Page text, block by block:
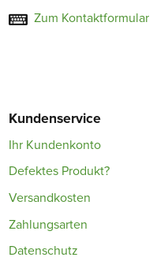
Zum Kontaktformular
Kundenservice
Ihr Kundenkonto
Defektes Produkt?
Versandkosten
Zahlungsarten
Datenschutz